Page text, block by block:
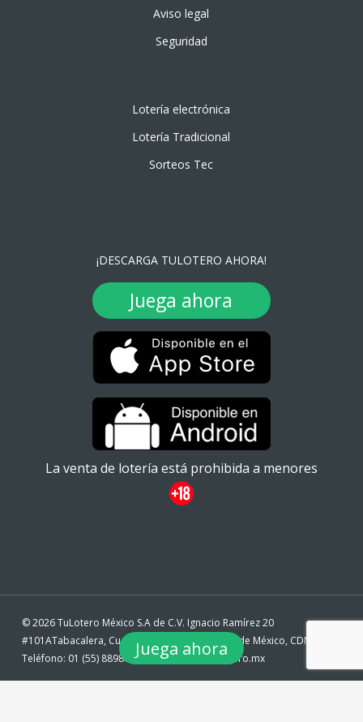
Aviso legal
Seguridad
Lotería electrónica
Lotería Tradicional
Sorteos Tec
¡DESCARGA TULOTERO AHORA!
Juega ahora
La venta de lotería está prohibida a menores
© 2026 TuLotero México S.A de C.V. Ignacio Ramírez 20
#101ATabacalera, Cuauhtémoc, 06030 Ciudad de México, CDMX. -
Teléfono: 01 (55) 88980360 - email: info@tulotero.mx
Juega ahora